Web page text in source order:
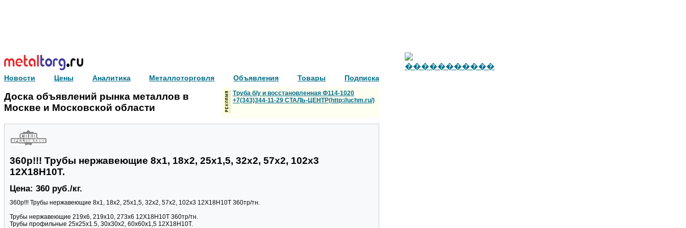
Новости Цены Аналитика Металлоторговля Объявления Товары Подписка
Доска объявлений рынка металлов в
Москве и Московской области
Труба б/у и восстановленная Ф114-1020
+7(343)344-11-29 СТАЛЬ-ЦЕНТР(http://uchm.ru/)
360р!!! Трубы нержавеющие 8х1, 18х2, 25х1,5, 32х2, 57х2, 102х3
12Х18Н10Т.
Цена: 360 руб./кг.
360р!!! Трубы нержавеющие 8х1, 18х2, 25х1,5, 32х2, 57х2, 102х3 12Х18Н10Т 360тр/тн.
Трубы нержавеющие 219х6, 219х10, 273х6 12Х18Н10Т 360тр/тн.
Трубы профильные 25х25х1.5, 30х30х2, 60х60х1,5 12Х18Н10Т.